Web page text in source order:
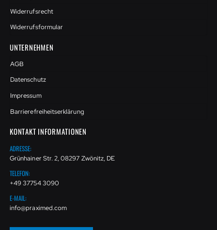
Widerrufsrecht
Widerrufsformular
UNTERNEHMEN
AGB
Datenschutz
Impressum
Barrierefreiheitserklärung
KONTAKT INFORMATIONEN
ADRESSE:
Grünhainer Str. 2, 08297 Zwönitz, DE
TELEFON:
+49 37754 3090
E-MAIL:
info@praximed.com